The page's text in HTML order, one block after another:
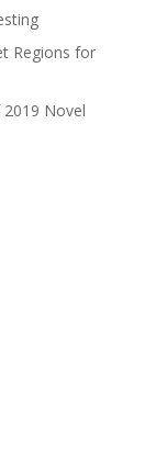
Regions for
Novel